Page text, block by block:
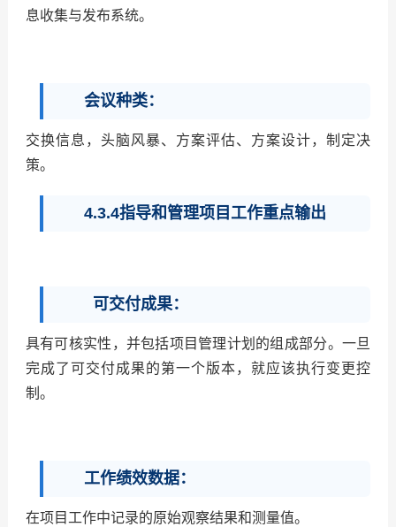
息收集与发布系统。
会议种类：
交换信息，头脑风暴、方案评估、方案设计，制定决
策。
4.3.4指导和管理项目工作重点输出
可交付成果：
具有可核实性，并包括项目管理计划的组成部分。一旦
完成了可交付成果的第一个版本，就应该执行变更控
制。
工作绩效数据：
在项目工作中记录的原始观察结果和测量值。